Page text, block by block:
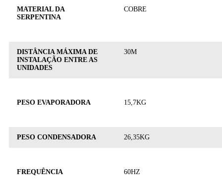
MATERIAL DA
SERPENTINA
COBRE
DISTÂNCIA MÁXIMA DE
INSTALAÇÃO ENTRE AS
UNIDADES
30M
PESO EVAPORADORA 15,7KG
PESO CONDENSADORA 26,35KG
FREQUÊNCIA 60HZ